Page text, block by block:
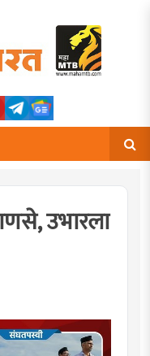
उभारला